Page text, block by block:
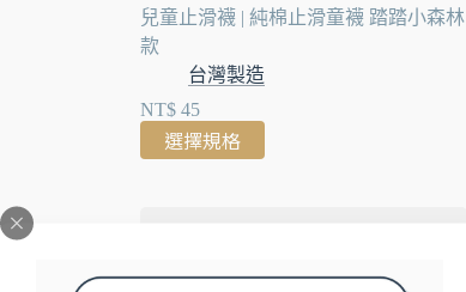
兒童止滑襪 | 純棉止滑童襪 踏踏小森林
款
台灣製造
NT$ 45
選擇規格